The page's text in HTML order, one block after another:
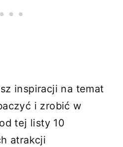
inspiracji na temat
i zrobić w
tej listy 10
atrakcji